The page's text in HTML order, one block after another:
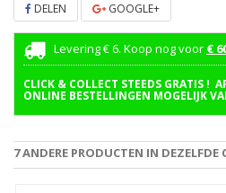
DELEN GOOGLE+
Levering € 6. Koop nog voor €
CLICK & COLLECT STEEDS GRATIS !
ONLINE BESTELLINGEN MOGELIJK
7 ANDERE PRODUCTEN IN DEZELFDE